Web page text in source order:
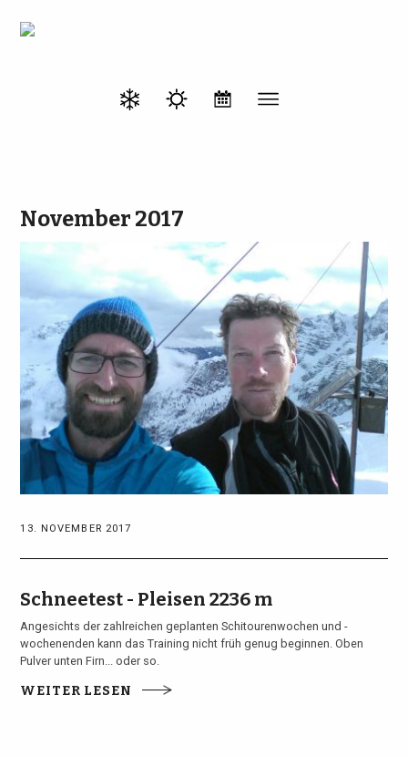
November 2017
13. NOVEMBER 2017
Schneetest - Pleisen 2236 m
Angesichts der zahlreichen geplanten Schitourenwochen und -
wochenenden kann das Training nicht früh genug beginnen. Oben
Pulver unten Firn... oder so.
WEITER LESEN